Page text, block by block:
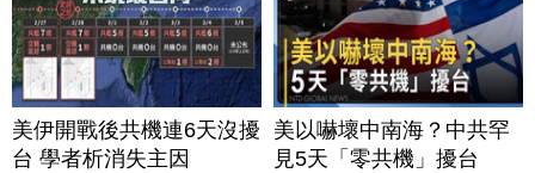
美伊開戰後共機連6天沒擾
台 學者析消失主因
美以嚇壞中南海？中共罕
見5天「零共機」擾台